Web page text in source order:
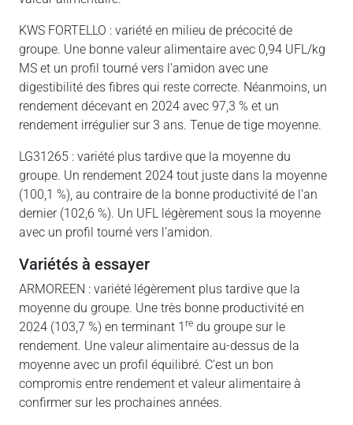
KWS FORTELLO : variété en milieu de précocité de
groupe. Une bonne valeur alimentaire avec 0,94 UFL/kg
MS et un profil tourné vers l’amidon avec une
digestibilité des fibres qui reste correcte. Néanmoins, un
rendement décevant en 2024 avec 97,3 % et un
rendement irrégulier sur 3 ans. Tenue de tige moyenne.
LG31265 : variété plus tardive que la moyenne du
groupe. Un rendement 2024 tout juste dans la moyenne
(100,1 %), au contraire de la bonne productivité de l’an
dernier (102,6 %). Un UFL légèrement sous la moyenne
avec un profil tourné vers l’amidon.
variétés à essayer
ARMOREEN : variété légèrement plus tardive que la
moyenne du groupe. Une très bonne productivité en
2024 (103,7 %) en terminant 1 re du groupe sur le
rendement. Une valeur alimentaire au-dessus de la
moyenne avec un profil équilibré. C’est un bon
compromis entre rendement et valeur alimentaire à
confirmer sur les prochaines années.